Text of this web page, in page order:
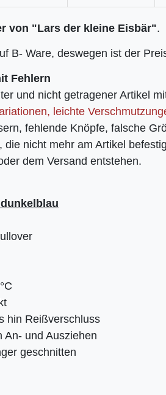
von "Lars der kleine Eisbär".
B- Ware, deswegen ist der
Fehlern
und nicht getragener Artikel
leichte
fehlende Knöpfe, falsche
die nicht mehr am Artikel
dem Versand entstehen.
hin Reißverschluss
An- und Ausziehen
geschnitten